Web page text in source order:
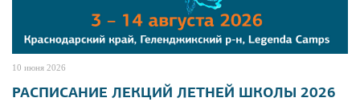
10 июня 2026
РАСПИСАНИЕ ЛЕКЦИЙ ЛЕТНЕЙ ШКОЛЫ 2026